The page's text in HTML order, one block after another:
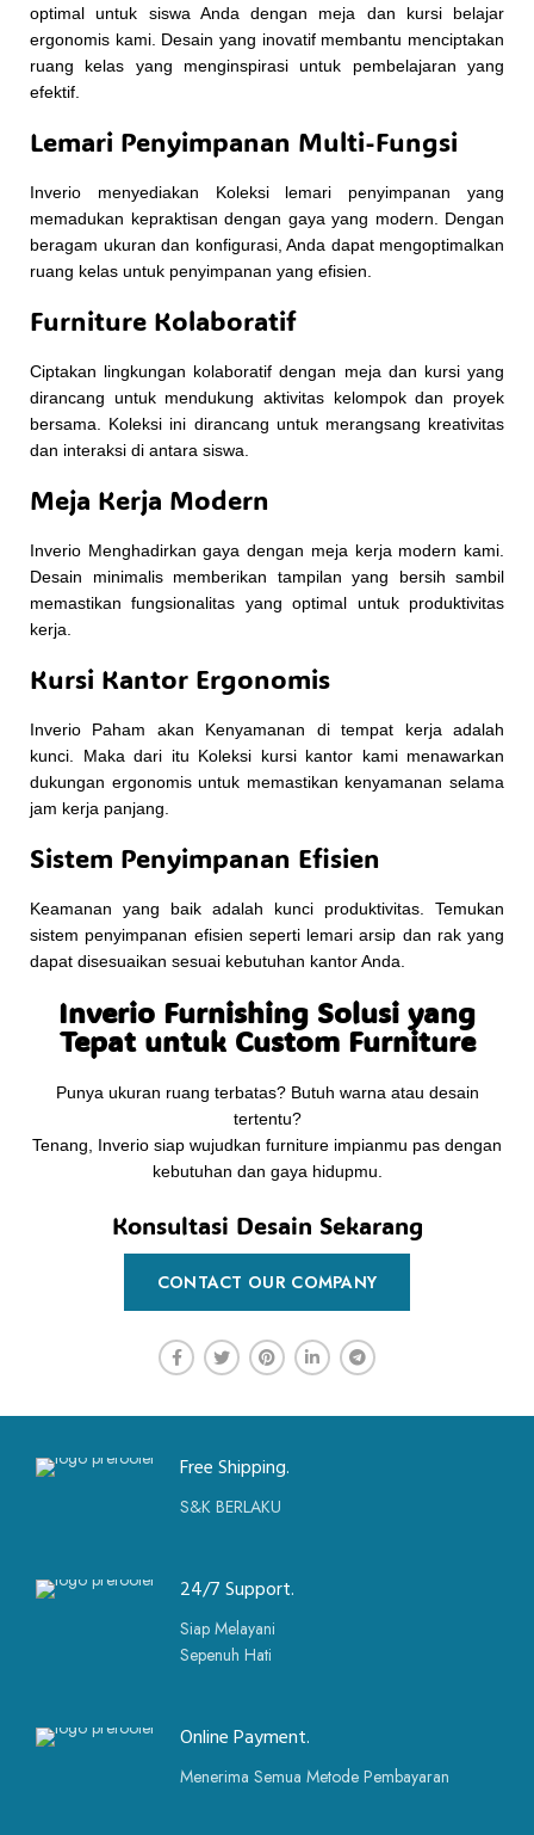
optimal untuk siswa Anda dengan meja dan kursi belajar
ergonomis kami. Desain yang inovatif membantu menciptakan
ruang kelas yang menginspirasi untuk pembelajaran yang
efektif.
Lemari Penyimpanan Multi-Fungsi
Inverio menyediakan Koleksi lemari penyimpanan yang
memadukan kepraktisan dengan gaya yang modern. Dengan
beragam ukuran dan konfigurasi, Anda dapat mengoptimalkan
ruang kelas untuk penyimpanan yang efisien.
Furniture Kolaboratif
Ciptakan lingkungan kolaboratif dengan meja dan kursi yang
dirancang untuk mendukung aktivitas kelompok dan proyek
bersama. Koleksi ini dirancang untuk merangsang kreativitas
dan interaksi di antara siswa.
Meja Kerja Modern
Inverio Menghadirkan gaya dengan meja kerja modern kami.
Desain minimalis memberikan tampilan yang bersih sambil
memastikan fungsionalitas yang optimal untuk produktivitas
kerja.
Kursi Kantor Ergonomis
Inverio Paham akan Kenyamanan di tempat kerja adalah
kunci. Maka dari itu Koleksi kursi kantor kami menawarkan
dukungan ergonomis untuk memastikan kenyamanan selama
jam kerja panjang.
Sistem Penyimpanan Efisien
Keamanan yang baik adalah kunci produktivitas. Temukan
sistem penyimpanan efisien seperti lemari arsip dan rak yang
dapat disesuaikan sesuai kebutuhan kantor Anda.
Inverio Furnishing Solusi yang
Tepat untuk Custom Furniture
Punya ukuran ruang terbatas? Butuh warna atau desain
tertentu?
Tenang, Inverio siap wujudkan furniture impianmu pas dengan
kebutuhan dan gaya hidupmu.
Konsultasi Desain Sekarang
CONTACT OUR COMPANY
Free Shipping.
S&K BERLAKU
24/7 Support.
Siap Melayani
Sepenuh Hati
Online Payment.
Menerima Semua Metode Pembayaran